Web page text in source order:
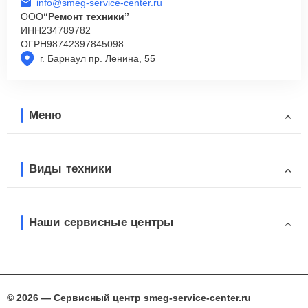
г. Барнаул пр. Ленина, 55
info@smeg-service-center.ru
ООО“Ремонт техники”
ИНН234789782
ОГРН98742397845098
Меню
Виды техники
Наши сервисные центры
© 2026 — Сервисный центр smeg-service-center.ru